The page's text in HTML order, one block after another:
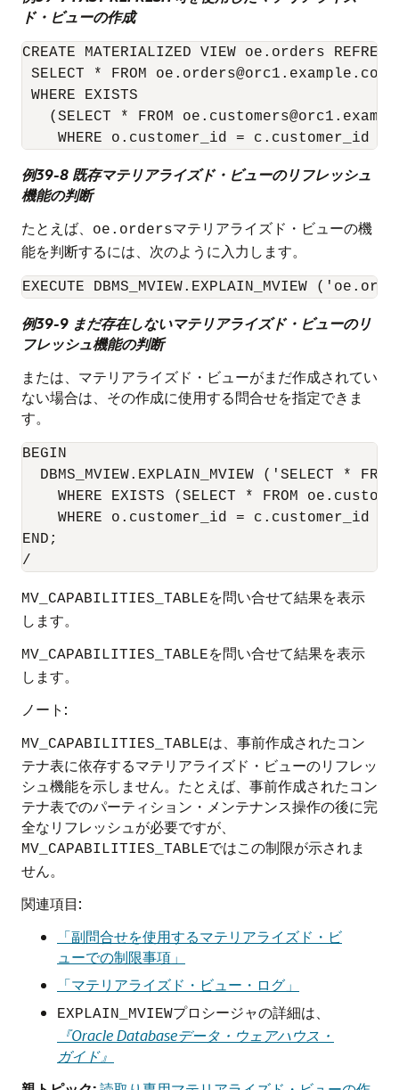
ド・ビューの作成
CREATE MATERIALIZED VIEW oe.orders
SELECT * FROM oe.orders@orc1.example.com
WHERE EXISTS
(SELECT * FROM
WHERE o.customer_id = c.customer_id
例39-8 既存マテリアライズド・ビューのリフレッシュ
機能の判断
たとえば、
oe.ordersマテリアライズド・ビューの機
能を判断するには、次のように入力します。
例39-9 まだ存在しないマテリアライズド・ビューのリ
フレッシュ機能の判断
または、マテリアライズド・ビューがまだ作成されてい
ない場合は、その作成に使用する問合せを指定できま
す。
BEGIN
DBMS_MVIEW.EXPLAIN_MVIEW ('SELECT *
WHERE EXISTS (SELECT * FROM
WHERE o.customer_id = c.customer_id
END;
MV_CAPABILITIES_TABLEを問い合せて結果を表示
します。
MV_CAPABILITIES_TABLEを問い合せて結果を表示
します。
ノート:
MV_CAPABILITIES_TABLEは、事前作成されたコン
テナ表に依存するマテリアライズド・ビューのリフレッ
シュ機能を示しません。たとえば、事前作成されたコン
テナ表でのパーティション・メンテナンス操作の後に完
全なリフレッシュが必要ですが、
MV_CAPABILITIES_TABLEではこの制限が示されま
せん。
関連項目:
「副問合せを使用するマテリアライズド・ビ
ューでの制限事項」
「マテリアライズド・ビュー・ログ」
EXPLAIN_MVIEWプロシージャの詳細は、
『Oracle Databaseデータ・ウェアハウス・
ガイド』